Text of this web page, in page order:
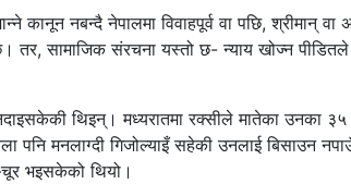
कानून नबन्दै नेपालमा विवाहपूर्व वा पछि, श्रीमान्
तर, सामाजिक संरचना यस्तो छ- न्याय खोज्न पीडितले
थिइन्। मध्यरातमा रक्सीले मातेका उनका ३५
पनि मनलाग्दी गिजोल्याइँ सहेकी उनलाई बिसाउन
भइसकेको थियो।